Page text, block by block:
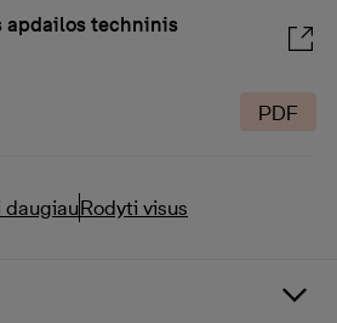
apdailos techninis
PDF
daugiauRodyti visus